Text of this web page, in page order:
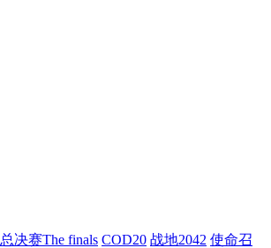
总决赛The finals COD20 战地2042 使命召